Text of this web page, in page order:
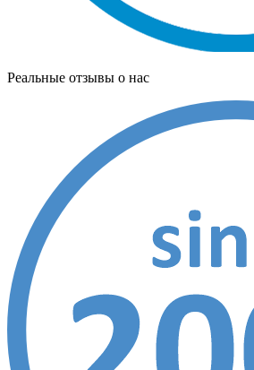
Реальные отзывы о нас